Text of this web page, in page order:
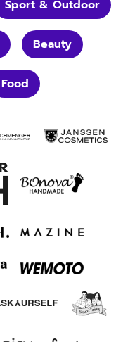
Sport & Outdoor
Beauty
Food